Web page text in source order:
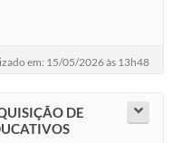
em: 15/05/2026 às 13h48
DE